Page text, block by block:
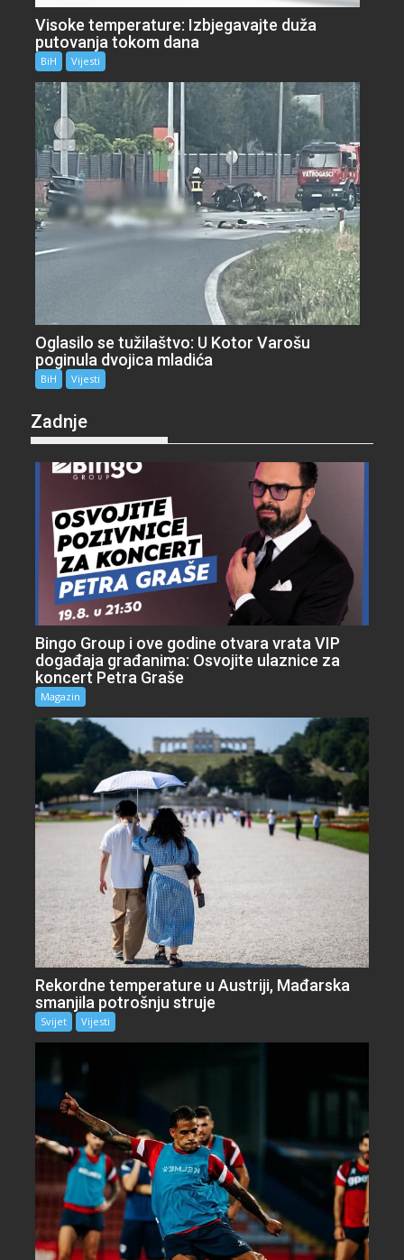
Visoke temperature: Izbjegavajte duža
putovanja tokom dana
BiH Vijesti
Oglasilo se tužilaštvo: U Kotor Varošu
poginula dvojica mladića
BiH Vijesti
Zadnje
Bingo Group i ove godine otvara vrata VIP
događaja građanima: Osvojite ulaznice za
koncert Petra Graše
Magazin
Rekordne temperature u Austriji, Mađarska
smanjila potrošnju struje
Svijet Vijesti